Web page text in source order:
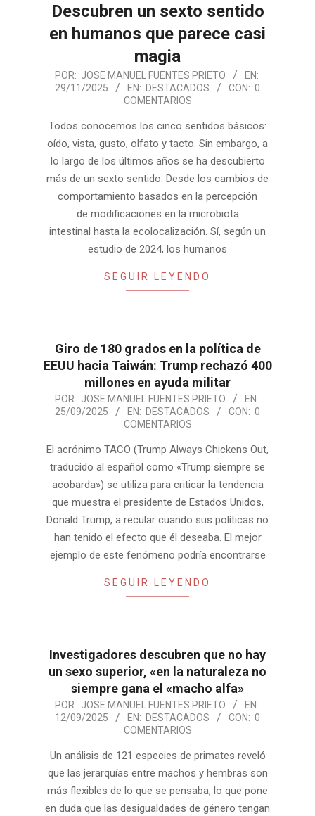
Descubren un sexto sentido
en humanos que parece casi
magia
2025-
11-
POR: JOSE MANUEL FUENTES PRIETO
EN:
29/11/2025
EN: DESTACADOS CON: 0
COMENTARIOS
Todos conocemos los cinco sentidos básicos:
oído, vista, gusto, olfato y tacto. Sin embargo, a
lo largo de los últimos años se ha descubierto
más de un sexto sentido. Desde los cambios de
comportamiento basados en la percepción
de modificaciones en la microbiota
intestinal hasta la ecolocalización. Sí, según un
estudio de 2024, los humanos
SEGUIR LEYENDO
Giro de 180 grados en la política de
EEUU hacia Taiwán: Trump rechazó 400
millones en ayuda militar
2025-
09-
POR: JOSE MANUEL FUENTES PRIETO
EN:
25/09/2025
EN: DESTACADOS CON: 0
COMENTARIOS
El acrónimo TACO (Trump Always Chickens Out,
traducido al español como «Trump siempre se
acobarda») se utiliza para criticar la tendencia
que muestra el presidente de Estados Unidos,
Donald Trump, a recular cuando sus políticas no
han tenido el efecto que él deseaba. El mejor
ejemplo de este fenómeno podría encontrarse
SEGUIR LEYENDO
Investigadores descubren que no hay
un sexo superior, «en la naturaleza no
siempre gana el «macho alfa»
2025-POR: JOSE MANUEL FUENTES PRIETO
EN:
12/09/2025
EN: DESTACADOS CON: 0
COMENTARIOS
Un análisis de 121 especies de primates reveló
que las jerarquías entre machos y hembras son
más flexibles de lo que se pensaba, lo que pone
en duda que las desigualdades de género tengan